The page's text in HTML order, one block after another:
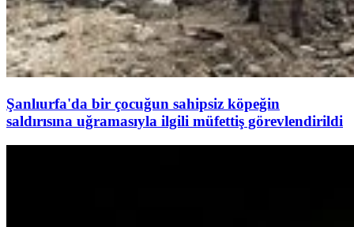
Şanlıurfa'da bir çocuğun sahipsiz köpeğin
saldırısına uğramasıyla ilgili müfettiş görevlendirildi